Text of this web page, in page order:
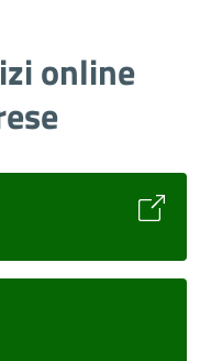
online